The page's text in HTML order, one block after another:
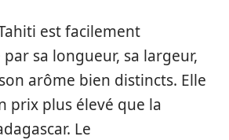
est facilement
sa longueur, sa largeur,
arôme bien distincts. Elle
prix plus élevé que la
Le